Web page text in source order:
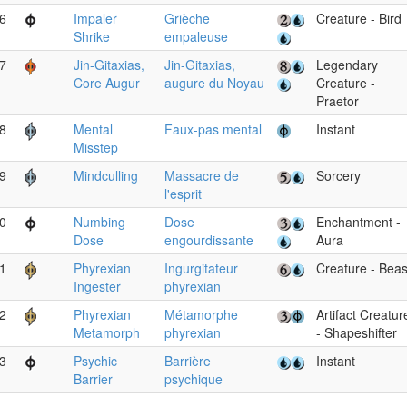
Impaler
Shrike
Grièche
empaleuse
Creature - Bird
Jin-Gitaxias,
Core Augur
Jin-Gitaxias,
augure du Noyau
Legendary
Creature -
Praetor
Mental
Misstep
Faux-pas mental Instant
Mindculling
Massacre de
l'esprit
Sorcery
Numbing
Dose
Dose
engourdissante
Enchantment -
Aura
Phyrexian
Ingester
Ingurgitateur
phyrexian
Creature -
Phyrexian
Metamorph
Métamorphe
phyrexian
Artifact
- Shapeshifter
Psychic
Barrier
Barrière
psychique
Instant